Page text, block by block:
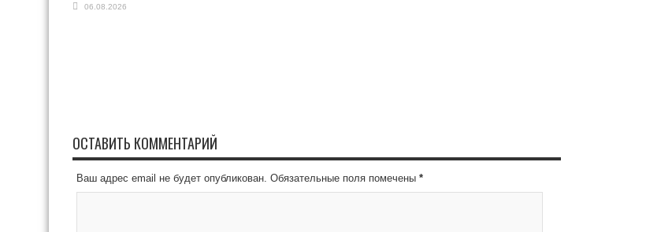
06.08.2026
ОСТАВИТЬ КОММЕНТАРИЙ
Ваш адрес email не будет опубликован. Обязательные поля помечены *